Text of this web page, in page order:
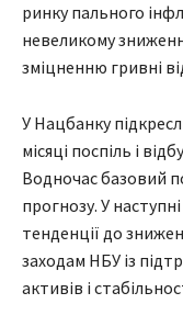
ринку пального
невеликому
зміцненню гривні
У Нацбанку
місяці поспіль і
Водночас базовий
прогнозу. У
тенденції до
заходам НБУ із
активів і